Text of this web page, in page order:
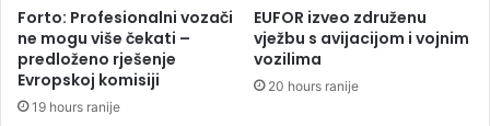
Forto: Profesionalni vozači
ne mogu više čekati –
predloženo rješenje
Evropskoj komisiji
19 hours ranije
EUFOR izveo združenu
vježbu s avijacijom i vojnim
vozilima
20 hours ranije